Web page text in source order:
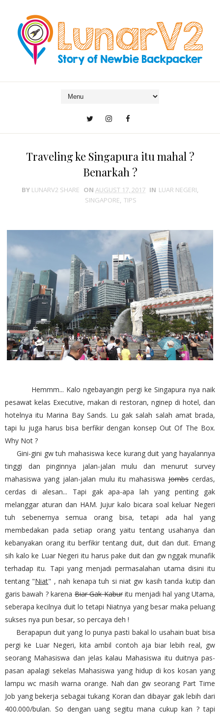
Traveling ke Singapura itu mahal ?
Benarkah ?
BY LUNARV2 SHARE ON AUGUST 17, 2017 IN LUAR NEGERI,
SINGAPORE, TIPS
Hemmm... Kalo ngebayangin pergi ke Singapura nya naik
pesawat kelas Executive, makan di restoran, nginep di hotel, dan
hotelnya itu Marina Bay Sands. Lu gak salah salah amat brada,
tapi lu juga harus bisa berfikir dengan konsep Out Of The Box.
Why Not ?
Gini-gini gw tuh mahasiswa kece kurang duit yang hayalannya
tinggi dan pinginnya jalan-jalan mulu dan menurut survey
mahasiswa yang jalan-jalan mulu itu mahasiswaJombscerdas,
cerdas di alesan... Tapi gak apa-apa lah yang penting gak
melanggar aturan dan HAM. Jujur kalo bicara soal keluar Negeri
tuh sebenernya semua orang bisa, tetapi ada hal yang
membedakan pada setiap orang yaitu tentang usahanya dan
kebanyakan orang itu berfikir tentang duit, duit dan duit. Emang
sih kalo ke Luar Negeri itu harus pake duit dan gw nggak munafik
terhadap itu. Tapi yang menjadi permasalahan utama disini itu
tentang "Niat" , nah kenapa tuh si niat gw kasih tanda kutip dan
garis bawah ? karenaBiar Gak Kaburitu menjadi hal yang Utama,
seberapa kecilnya duit lo tetapi Niatnya yang besar maka peluang
sukses nya pun besar, so percaya deh !
Berapapun duit yang lo punya pasti bakal lo usahain buat bisa
pergi ke Luar Negeri, kita ambil contoh aja biar lebih real, gw
seorang Mahasiswa dan jelas kalau Mahasiswa itu duitnya pas-
pasan apalagi sekelas Mahasiswa yang hidup di kos kosan yang
lampu wc masih warna orange. Nah dan gw seorang Part Time
Job yang bekerja sebagai tukang Koran dan dibayar gak lebih dari
400.000/bulan. So dengan uang segitu mana cukup kan ? tapi